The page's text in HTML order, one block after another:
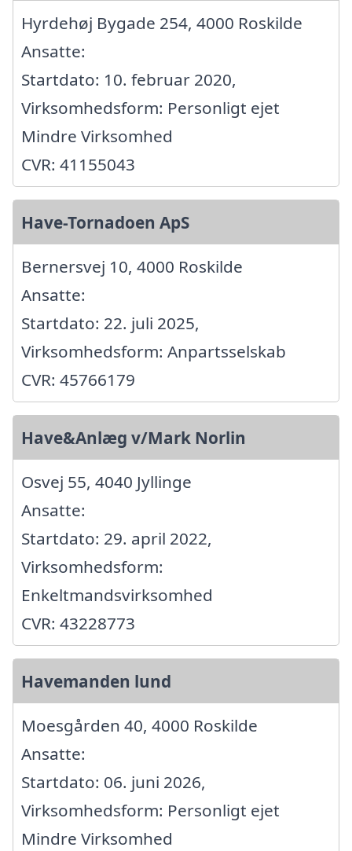
Hyrdehøj Bygade 254, 4000 Roskilde
Ansatte:
Startdato: 10. februar 2020,
Virksomhedsform: Personligt ejet
Mindre Virksomhed
CVR: 41155043
Have-Tornadoen ApS
Bernersvej 10, 4000 Roskilde
Ansatte:
Startdato: 22. juli 2025,
Virksomhedsform: Anpartsselskab
CVR: 45766179
Have&Anlæg v/Mark Norlin
Osvej 55, 4040 Jyllinge
Ansatte:
Startdato: 29. april 2022,
Virksomhedsform:
Enkeltmandsvirksomhed
CVR: 43228773
Havemanden lund
Moesgården 40, 4000 Roskilde
Ansatte:
Startdato: 06. juni 2026,
Virksomhedsform: Personligt ejet
Mindre Virksomhed